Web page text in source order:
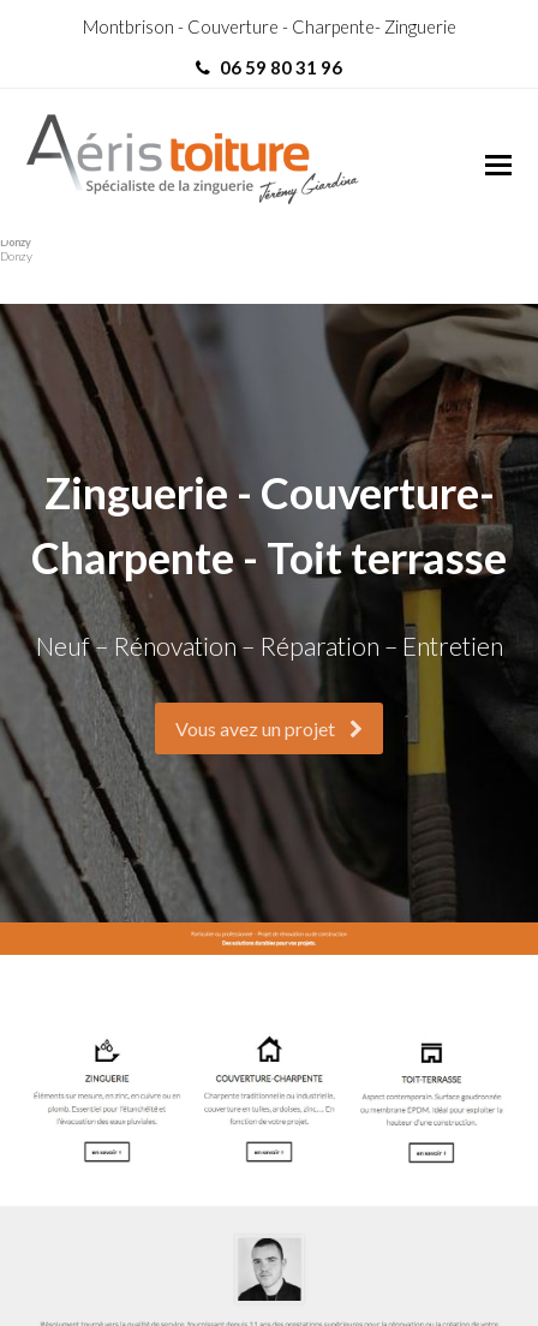
Montbrison - Couverture - Charpente- Zinguerie
06 59 80 31 96
Donzy
Donzy
Zinguerie - Couverture-
Charpente - Toit terrasse
Neuf – Rénovation – Réparation – Entretien
Vous avez un projet